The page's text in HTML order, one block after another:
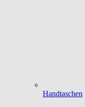
Handtaschen